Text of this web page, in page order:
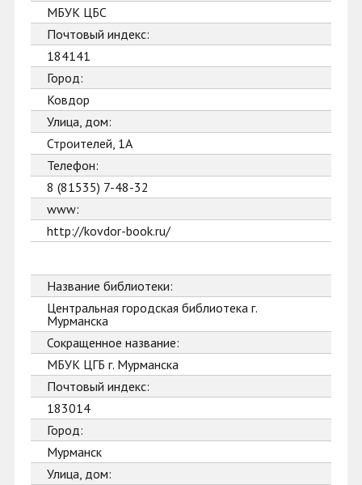
МБУК ЦБС
Почтовый индекс:
184141
Город:
Ковдор
Улица, дом:
Строителей, 1А
Телефон:
8 (81535) 7-48-32
www:
http://kovdor-book.ru/
Название библиотеки:
Центральная городская библиотека г.
Мурманска
Сокращенное название:
МБУК ЦГБ г. Мурманска
Почтовый индекс:
183014
Город:
Мурманск
Улица, дом: